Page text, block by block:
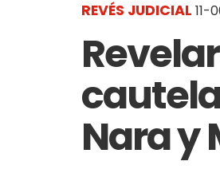
REVÉS JUDICIAL 11-
Nara y